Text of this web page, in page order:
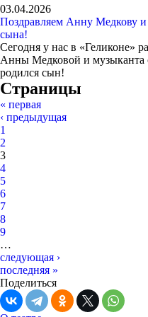
03.04.2026
Поздравляем Анну Медкову
сына!
Сегодня у нас в «Геликоне»
Анны Медковой и музыканта
родился сын!
Страницы
« первая
‹ предыдущая
1
2
3
4
5
6
7
8
9
…
следующая ›
последняя »
Поделиться